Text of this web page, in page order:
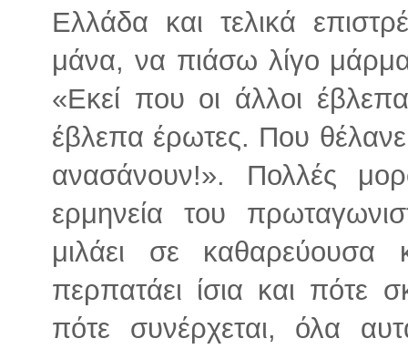
Ελλάδα και τελικά
μάνα, να πιάσω λίγο
«Εκεί που οι άλλοι
έβλεπα έρωτες. Που θέλανε
ανασάνουν!». Πολλές
ερμηνεία του
μιλάει σε καθαρεύουσα
περπατάει ίσια και πότε
πότε συνέρχεται, όλα